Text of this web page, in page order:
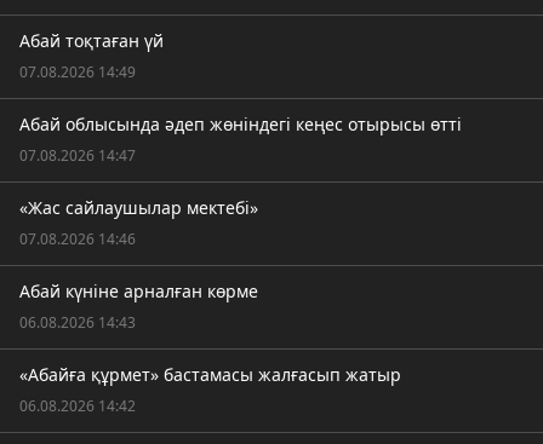
Абай тоқтаған үй
07.08.2026 14:49
Абай облысында әдеп жөніндегі кеңес отырысы өтті
07.08.2026 14:47
«Жас сайлаушылар мектебі»
07.08.2026 14:46
Абай күніне арналған көрме
06.08.2026 14:43
«Абайға құрмет» бастамасы жалғасып жатыр
06.08.2026 14:42